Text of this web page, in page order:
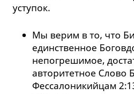
уступок.
Мы верим в то, что
единственное
непогрешимое,
авторитетное Слово
Фессалоникийцам